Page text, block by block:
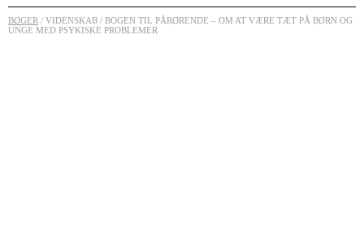
BØGER / VIDENSKAB / BOGEN TIL PÅRØRENDE – OM AT VÆRE TÆT PÅ BØRN OG
UNGE MED PSYKISKE PROBLEMER